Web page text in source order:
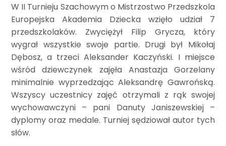
W II Turnieju Szachowym o Mistrzostwo Przedszkola
Europejska Akademia Dziecka wzięło udział 7
przedszkolaków. Zwyciężył Filip Grycza, który
wygrał wszystkie swoje partie. Drugi był Mikołaj
Dębosz, a trzeci Aleksander Kaczyński. I miejsce
wśród dziewczynek zajęła Anastazja Gorzelany
minimalnie wyprzedzając Aleksandrę Gawrońską.
Wszyscy uczestnicy zajęć otrzymali z rąk swojej
wychowawczyni – pani Danuty Janiszewskiej –
dyplomy oraz medale. Turniej sędziował autor tych
słów.